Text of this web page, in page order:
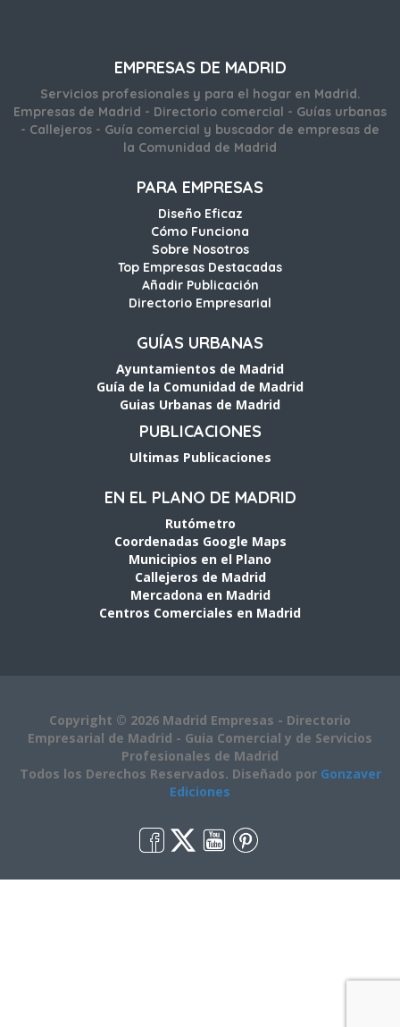
EMPRESAS DE MADRID
Servicios profesionales y para el hogar en Madrid.
Empresas de Madrid - Directorio comercial - Guías urbanas
- Callejeros - Guía comercial y buscador de empresas de
la Comunidad de Madrid
PARA EMPRESAS
Diseño Eficaz
Cómo Funciona
Sobre Nosotros
Top Empresas Destacadas
Añadir Publicación
Directorio Empresarial
GUÍAS URBANAS
Ayuntamientos de Madrid
Guía de la Comunidad de Madrid
Guias Urbanas de Madrid
PUBLICACIONES
Ultimas Publicaciones
EN EL PLANO DE MADRID
Rutómetro
Coordenadas Google Maps
Municipios en el Plano
Callejeros de Madrid
Mercadona en Madrid
Centros Comerciales en Madrid
Copyright © 2026 Madrid Empresas - Directorio
Empresarial de Madrid - Guia Comercial y de Servicios
Profesionales de Madrid
Todos los Derechos Reservados. Diseñado por Gonzaver
Ediciones